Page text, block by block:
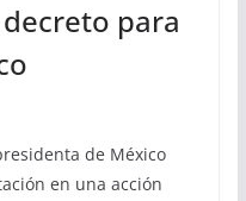
para
de México
en una acción